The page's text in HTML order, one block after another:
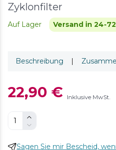
Zyklonfilter
Auf Lager Versand in 24-
Beschreibung |
22,90 € Inklusive MwSt.
Sagen Sie mir Bescheid,